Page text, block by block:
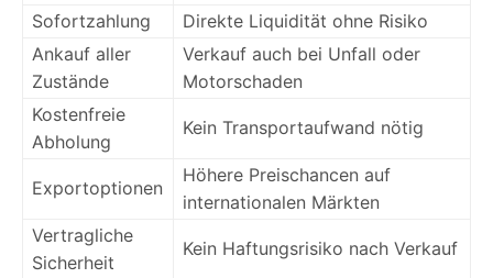
Sofortzahlung
Direkte Liquidität ohne Risiko
Ankauf aller
Zustände
Verkauf auch bei Unfall oder
Motorschaden
Kostenfreie
Abholung
Kein Transportaufwand nötig
Exportoptionen
Höhere Preischancen auf
internationalen Märkten
Vertragliche
Sicherheit
Kein Haftungsrisiko nach Verkauf